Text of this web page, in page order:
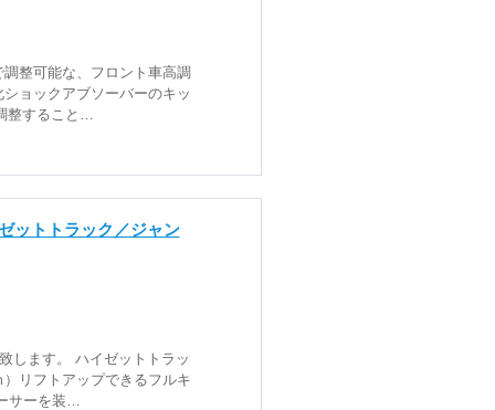
整可能な、フロント車高調
ョックアブソーバーのキッ
整すること…
トトラック／ジャン
します。 ハイゼットトラッ
リフトアップできるフルキ
サーを装…